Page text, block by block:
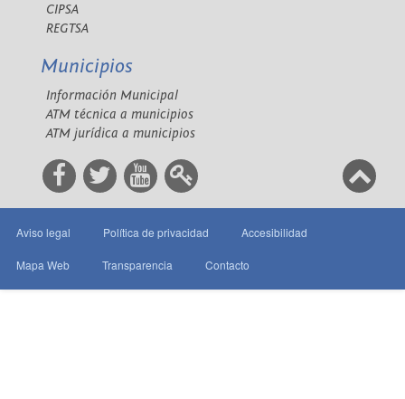
CIPSA
REGTSA
Municipios
Información Municipal
ATM técnica a municipios
ATM jurídica a municipios
Aviso legal Política de privacidad Accesibilidad
Mapa Web Transparencia Contacto